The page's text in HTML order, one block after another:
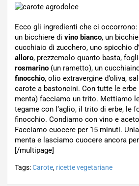
Ecco gli ingredienti che ci
un bicchiere di vino bianco, un
cucchiaio di zucchero, uno spicchio d’
alloro, prezzemolo quanto basta,
rosmarino (un rametto), un
finocchio, olio extravergine d’oliva,
carote a bastoncini. Con tutte le
menta) facciamo un trito. Mettiamo
tegame con l’aglio, il trito di erbe, le
finocchio. Condiamo con vino e
Facciamo cuocere per 15 minuti.
menta e lasciamo cuocere ancora
[/multipage]
Tags:Carote, ricette vegetariane